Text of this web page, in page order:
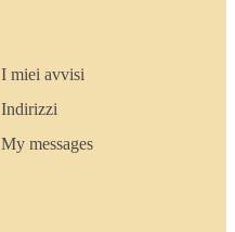
I miei avvisi
Indirizzi
My messages